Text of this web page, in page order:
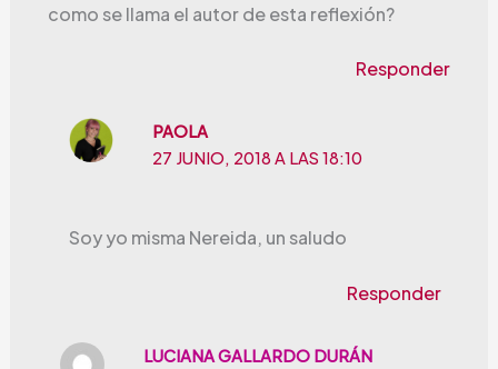
como se llama el autor de esta reflexión?
Responder
PAOLA
27 JUNIO, 2018 A LAS 18:10
Soy yo misma Nereida, un saludo
Responder
LUCIANA GALLARDO DURÁN